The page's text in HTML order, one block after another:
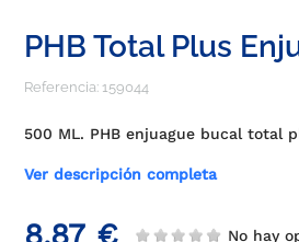
PHB Total Plus
Referencia: 159044
500 ML. PHB enjuague bucal total
Ver descripción completa
No hay